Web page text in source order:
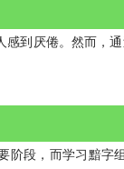
感到厌倦。然而，
阶段，而学习黯字